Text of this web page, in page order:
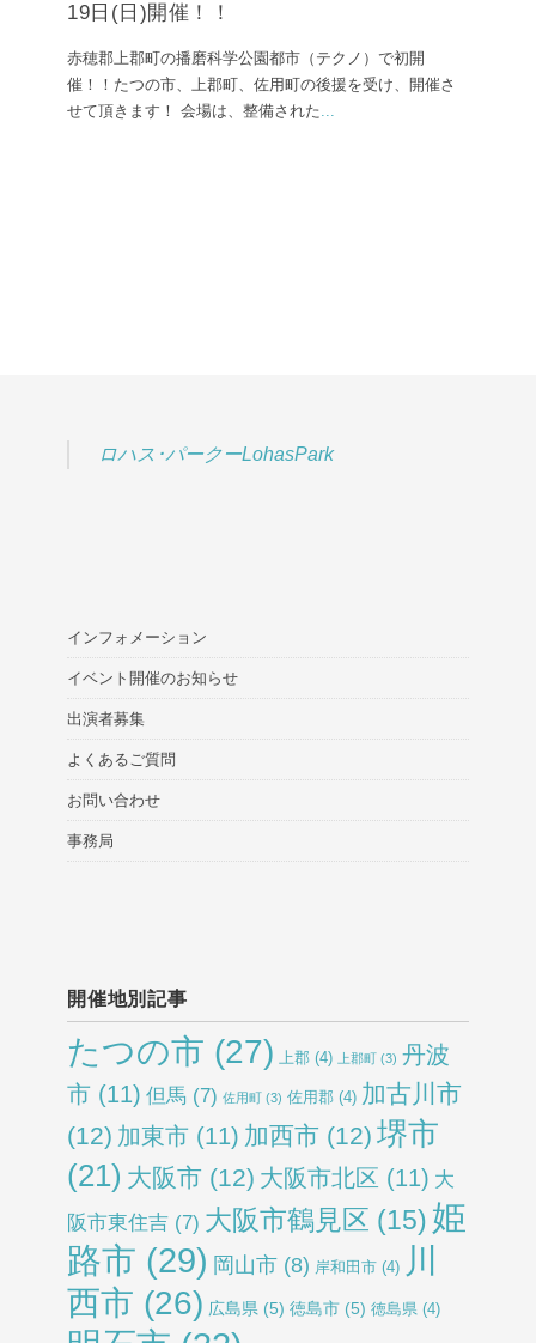
19日(日)開催！！
赤穂郡上郡町の播磨科学公園都市（テクノ）で初開
催！！たつの市、上郡町、佐用町の後援を受け、開催さ
せて頂きます！ 会場は、整備された...
ロハス･パークーLohasPark
インフォメーション
イベント開催のお知らせ
出演者募集
よくあるご質問
お問い合わせ
事務局
開催地別記事
たつの市 (27) 上郡 (4) 上郡町 (3) 丹波
市 (11) 但馬 (7) 佐用町 (3) 佐用郡 (4) 加古川市
(12) 加東市 (11) 加西市 (12) 堺市
(21) 大阪市 (12) 大阪市北区 (11) 大
阪市東住吉 (7) 大阪市鶴見区 (15) 姫
路市 (29) 岡山市 (8) 岸和田市 (4) 川
西市 (26) 広島県 (5) 徳島市 (5) 徳島県 (4)